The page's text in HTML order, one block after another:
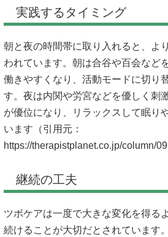
実践するタイミング
朝と夜の時間帯に取り入れると、よ
われています。朝は合谷や百会など
働きやすくなり、活動モードに切り
す。夜は内関や労宮などを優しく刺
が優位になり、リラックスして眠り
います（引用元：
https://therapistplanet.co.jp/column/
継続の工夫
ツボケアは一度で大きな変化を得る
続けることが大切だとされています